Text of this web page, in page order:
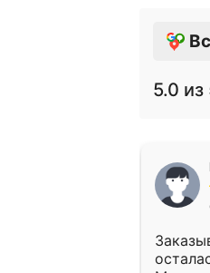
5.0 из